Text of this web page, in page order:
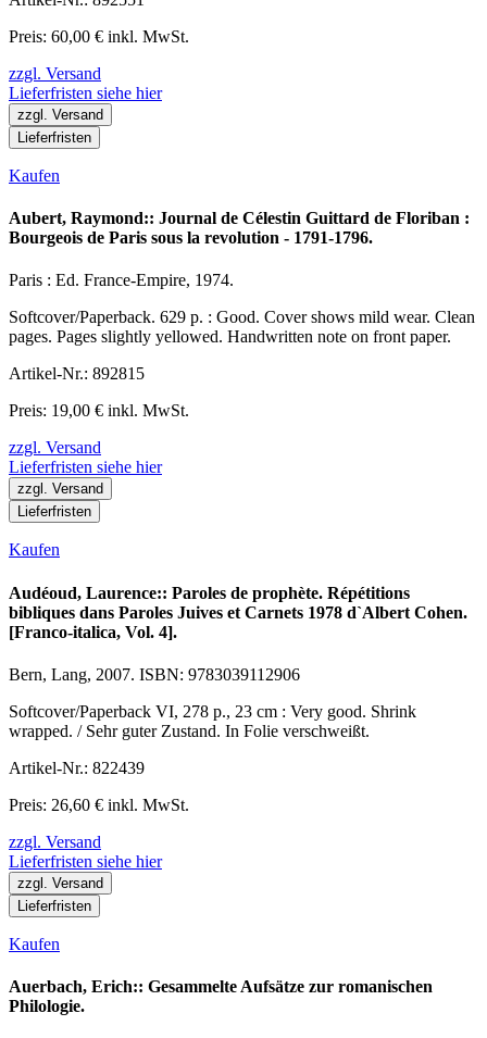
Preis: 60,00 € inkl. MwSt.
zzgl. Versand
Lieferfristen siehe hier
zzgl. Versand
Lieferfristen
Kaufen
Aubert, Raymond:: Journal de Célestin Guittard de Floriban :
Bourgeois de Paris sous la revolution - 1791-1796.
Paris : Ed. France-Empire, 1974.
Softcover/Paperback. 629 p. : Good. Cover shows mild wear. Clean
pages. Pages slightly yellowed. Handwritten note on front paper.
Artikel-Nr.: 892815
Preis: 19,00 € inkl. MwSt.
zzgl. Versand
Lieferfristen siehe hier
zzgl. Versand
Lieferfristen
Kaufen
Audéoud, Laurence:: Paroles de prophète. Répétitions
bibliques dans Paroles Juives et Carnets 1978 d`Albert Cohen.
[Franco-italica, Vol. 4].
Bern, Lang, 2007. ISBN: 9783039112906
Softcover/Paperback VI, 278 p., 23 cm : Very good. Shrink
wrapped. / Sehr guter Zustand. In Folie verschweißt.
Artikel-Nr.: 822439
Preis: 26,60 € inkl. MwSt.
zzgl. Versand
Lieferfristen siehe hier
zzgl. Versand
Lieferfristen
Kaufen
Auerbach, Erich:: Gesammelte Aufsätze zur romanischen
Philologie.